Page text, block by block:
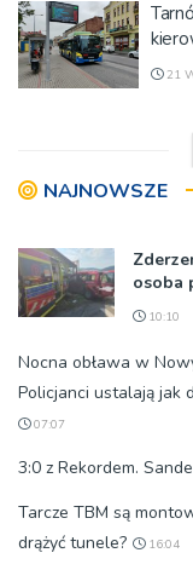
21
NAJNOWSZE
osoba
10:10
Nocna obława w
Policjanci ustalają jak
07:07
3:0 z Rekordem.
Tarcze TBM są
drążyć tunele?
16:04